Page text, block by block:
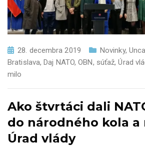
28. decembra 2019 Novinky,
Bratislava,Daj NATO,OBN, súťaž,Úrad
milo
Ako štvrtáci dali
do národného kola a
Úrad vlády